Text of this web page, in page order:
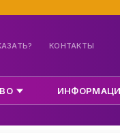
КОНТАКТЫ